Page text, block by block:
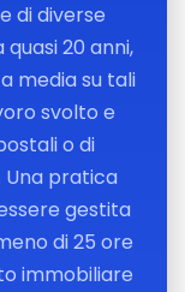
di diverse
20 anni,
media su tali
svolto e
o di
pratica
gestita
di 25 ore
immobiliare